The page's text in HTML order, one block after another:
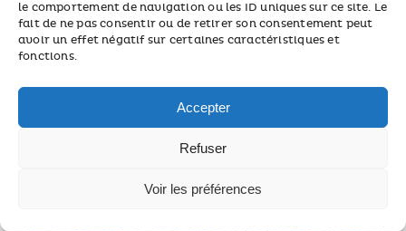
le comportement de navigation ou les ID uniques sur ce site. Le
fait de ne pas consentir ou de retirer son consentement peut
avoir un effet négatif sur certaines caractéristiques et
fonctions.
Accepter
Refuser
Voir les préférences